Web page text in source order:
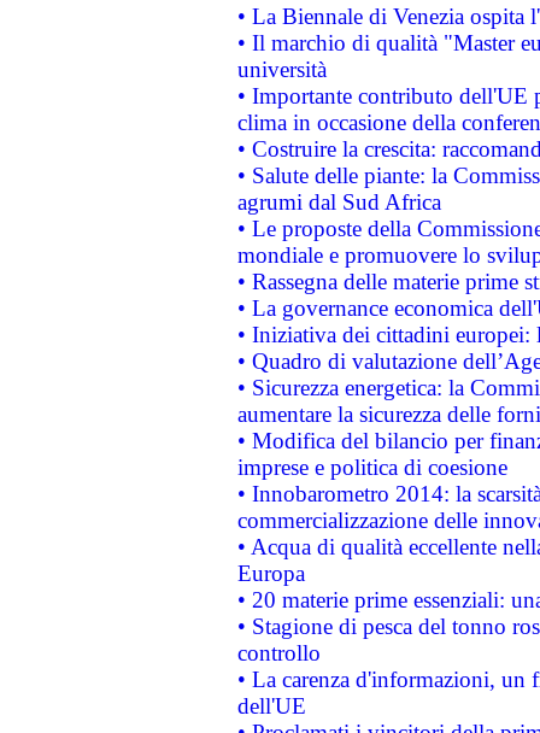
• La Biennale di Venezia ospita
• Il marchio di qualità "Master
università
• Importante contributo dell'UE
clima in occasione della
• Costruire la crescita:
• Salute delle piante: la
agrumi dal Sud Africa
• Le proposte della
mondiale e promuovere lo
• Rassegna delle materie prime
• La governance economica
• Iniziativa dei cittadini
• Quadro di valutazione
• Sicurezza energetica: la
aumentare la sicurezza delle
• Modifica del bilancio per
imprese e politica di coesione
• Innobarometro 2014: la
commercializzazione delle
• Acqua di qualità eccellente
Europa
• 20 materie prime essenziali:
• Stagione di pesca del tonno
controllo
• La carenza d'informazioni, un
dell'UE